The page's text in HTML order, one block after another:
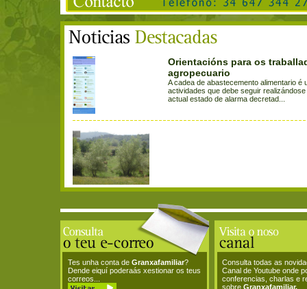
Orientacións para os
agropecuario
A cadea de abastecemento alimentario é
actividades que debe seguir
actual estado de alarma decretad...
Tes unha conta de Granxafamiliar?
Dende eiquí poderaás xestionar os teus
correos...
Consulta todas as
Canal de Youtube onde
conferencias, charlas e
sobre Granxafamiliar.